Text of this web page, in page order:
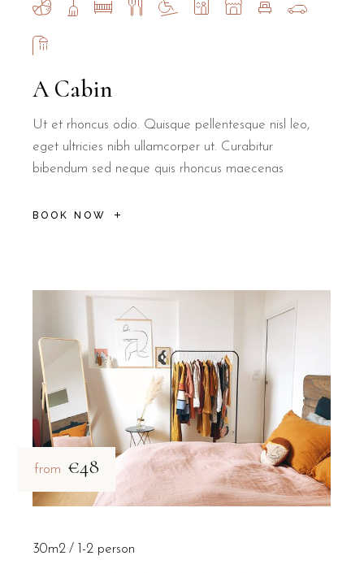
A Cabin
Ut et rhoncus odio. Quisque pellentesque nisl leo,
eget ultricies nibh ullamcorper ut. Curabitur
bibendum sed neque quis rhoncus maecenas
BOOK NOW
from €48
30m2 1-2 person